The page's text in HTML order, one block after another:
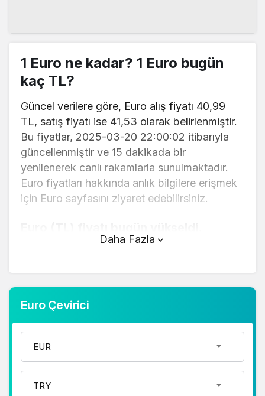
1 Euro ne kadar? 1 Euro bugün
kaç TL?
Güncel verilere göre, Euro alış fiyatı 40,99
TL, satış fiyatı ise 41,53 olarak belirlenmiştir.
Bu fiyatlar, 2025-03-20 22:00:02 itibarıyla
güncellenmiştir ve 15 dakikada bir
yenilenerek canlı rakamlarla sunulmaktadır.
Euro fiyatları hakkında anlık bilgilere erişmek
için Euro sayfasını ziyaret edebilirsiniz.
değişim göstermiştir..
üstünde yer alan çevirici aracını kullanarak
mevcut fiyatlar üzerinden hızlı ve kolay bir
şekilde çevirme işlemlerinizi
gerçekleştirebilirsiniz. Euro fiyatları hakkında
Daha Fazla
Euro Çevirici